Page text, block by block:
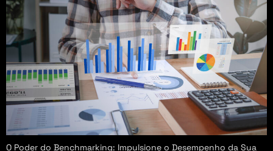
O Poder do Benchmarking: Impulsione o Desempenho da Sua